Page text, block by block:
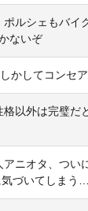
ポルシェもバ
ないぞ
かしてコンセ
格以外は完璧だ
アニオタ、つ
づいてしまう…